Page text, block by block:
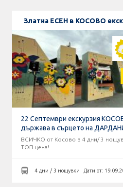
Златна ЕСЕН в КОСОВО
22 Септември екскурзия
държава в сърцето на
ВСИЧКО от Косово в 4 дни/ 3
ТОП цена!
4 дни / 3 нощувки Дати от: